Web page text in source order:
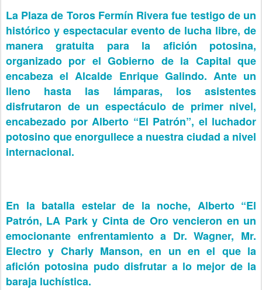
La Plaza de Toros Fermín Rivera fue testigo de un
histórico y espectacular evento de lucha libre, de
manera gratuita para la afición potosina,
organizado por el Gobierno de la Capital que
encabeza el Alcalde Enrique Galindo. Ante un
lleno hasta las lámparas, los asistentes
disfrutaron de un espectáculo de primer nivel,
encabezado por Alberto “El Patrón”, el luchador
potosino que enorgullece a nuestra ciudad a nivel
internacional.
En la batalla estelar de la noche, Alberto “El
Patrón, LA Park y Cinta de Oro vencieron en un
emocionante enfrentamiento a Dr. Wagner, Mr.
Electro y Charly Manson, en un en el que la
afición potosina pudo disfrutar a lo mejor de la
baraja luchística.